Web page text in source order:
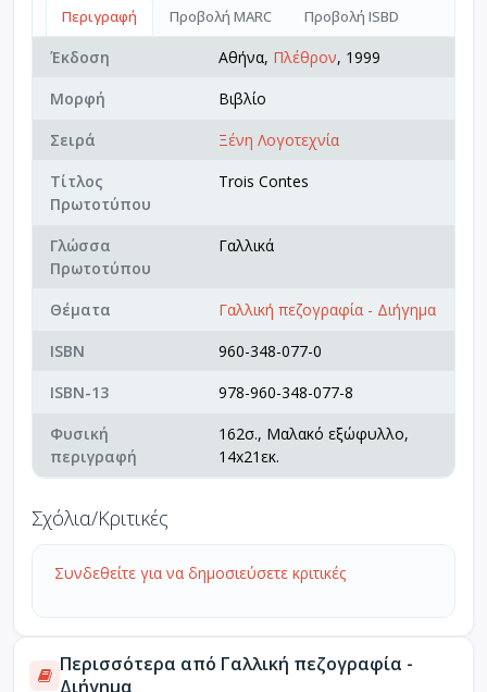
Περιγραφή Προβολή MARC Προβολή ISBD
Έκδοση Αθήνα, Πλέθρον, 1999
Μορφή
Βιβλίο
Σειρά
Ξένη Λογοτεχνία
Τίτλος
Πρωτοτύπου
Trois Contes
Γλώσσα
Πρωτοτύπου
Γαλλικά
Θέματα
Γαλλική πεζογραφία - Διήγημα
ISBN
960-348-077-0
ISBN-13
978-960-348-077-8
Φυσική
περιγραφή
162σ., Μαλακό εξώφυλλο,
14x21εκ.
Σχόλια/Κριτικές
Συνδεθείτε για να δημοσιεύσετε κριτικές
Περισσότερα από Γαλλική πεζογραφία -
Διήγημα